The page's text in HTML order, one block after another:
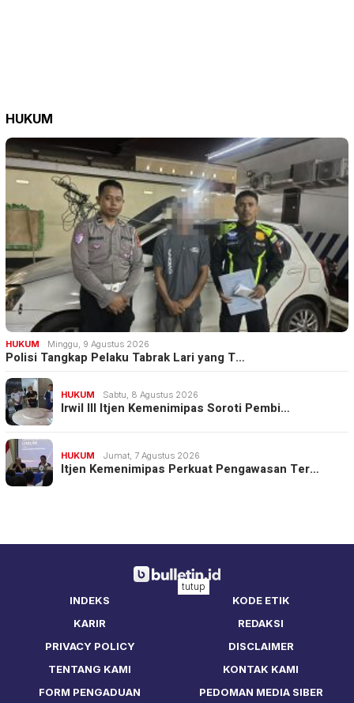
HUKUM
HUKUM Minggu, 9 Agustus 2026
Polisi Tangkap Pelaku Tabrak Lari yang T…
HUKUM Sabtu, 8 Agustus 2026
Irwil III Itjen Kemenimipas Soroti Pembi…
HUKUM Jumat, 7 Agustus 2026
Itjen Kemenimipas Perkuat Pengawasan Ter…
INDEKS
KODE ETIK
KARIR
REDAKSI
PRIVACY POLICY
DISCLAIMER
TENTANG KAMI
KONTAK KAMI
FORM PENGADUAN
PEDOMAN MEDIA SIBER
tutup